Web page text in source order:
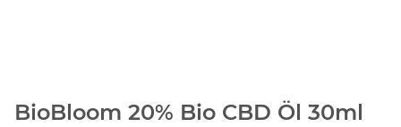
BioBloom 20% Bio CBD Öl 30ml